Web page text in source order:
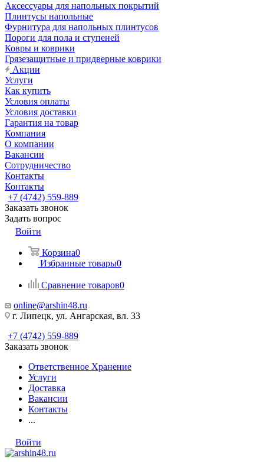
Аксессуары для напольных покрытий
Плинтусы напольные
Фурнитура для напольных плинтусов
Пороги для пола и ступеней
Ковры и коврики
Грязезащитные и придверные коврики
Акции
Услуги
Как купить
Условия оплаты
Условия доставки
Гарантия на товар
Компания
О компании
Вакансии
Сотрудничество
Контакты
Контакты
+7 (4742) 559-889
Заказать звонок
Задать вопрос
Войти
Корзина0
Избранные товары0
Сравнение товаров0
online@arshin48.ru
г. Липецк, ул. Ангарская, вл. 33
+7 (4742) 559-889
Заказать звонок
Ответственное Хранение
Услуги
Доставка
Вакансии
Контакты
...
Войти